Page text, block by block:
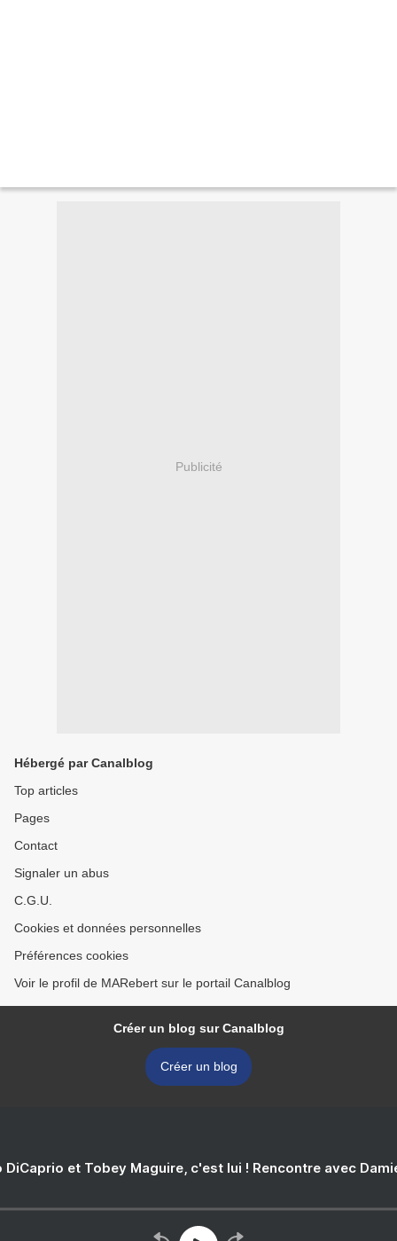
Publicité
Hébergé par Canalblog
Top articles
Pages
Contact
Signaler un abus
C.G.U.
Cookies et données personnelles
Préférences cookies
Voir le profil de MARebert sur le portail Canalblog
Créer un blog sur Canalblog
Créer un blog
DiCaprio et Tobey Maguire, c'est lui ! Rencontre avec